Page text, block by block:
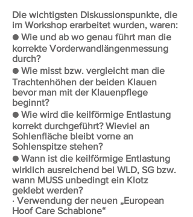
Die wichtigsten Diskussionspunkte, die
im Workshop erarbeitet wurden, waren:
● Wie und ab wo genau führt man die
korrekte Vorderwandlängenmessung
durch?
● Wie misst bzw. vergleicht man die
Trachtenhöhen der beiden Klauen
bevor man mit der Klauenpflege
beginnt?
● Wie wird die keilförmige Entlastung
korrekt durchgeführt? Wieviel an
Sohlenfläche bleibt vorne an
Sohlenspitze stehen?
● Wann ist die keilförmige Entlastung
wirklich ausreichend bei WLD, SG bzw.
wann MUSS unbedingt ein Klotz
geklebt werden?
· Verwendung der neuen „European
Hoof Care Schablone“